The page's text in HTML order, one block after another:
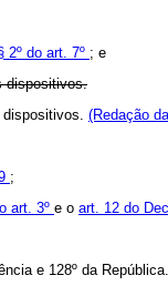
2º do art. 7º ; e
dispositivos.
dispositivos. (Redação
;
art. 3º e o art. 12 do
e 128º da República.